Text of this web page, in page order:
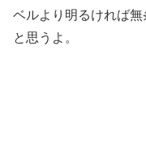
ベルより明るければ
と思うよ。